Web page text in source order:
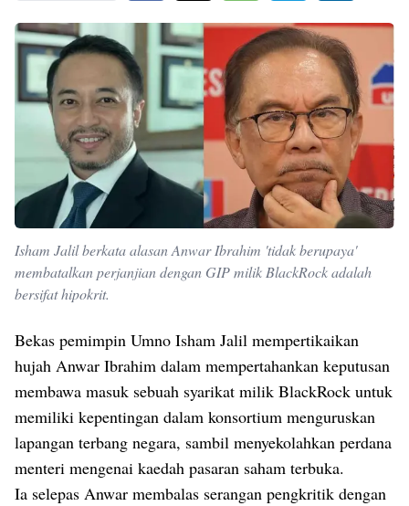
Isham Jalil berkata alasan Anwar Ibrahim 'tidak berupaya'
membatalkan perjanjian dengan GIP milik BlackRock adalah
bersifat hipokrit.
Bekas pemimpin Umno Isham Jalil mempertikaikan
hujah Anwar Ibrahim dalam mempertahankan keputusan
membawa masuk sebuah syarikat milik BlackRock untuk
memiliki kepentingan dalam konsortium menguruskan
lapangan terbang negara, sambil menyekolahkan perdana
menteri mengenai kaedah pasaran saham terbuka.
Ia selepas Anwar membalas serangan pengkritik dengan